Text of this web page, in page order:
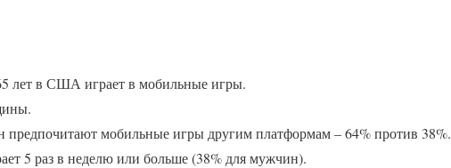
лет в США играет в мобильные игры.
мобильные игры другим платформам – 64% против 38%.
5 раз в неделю или больше (38% для мужчин).